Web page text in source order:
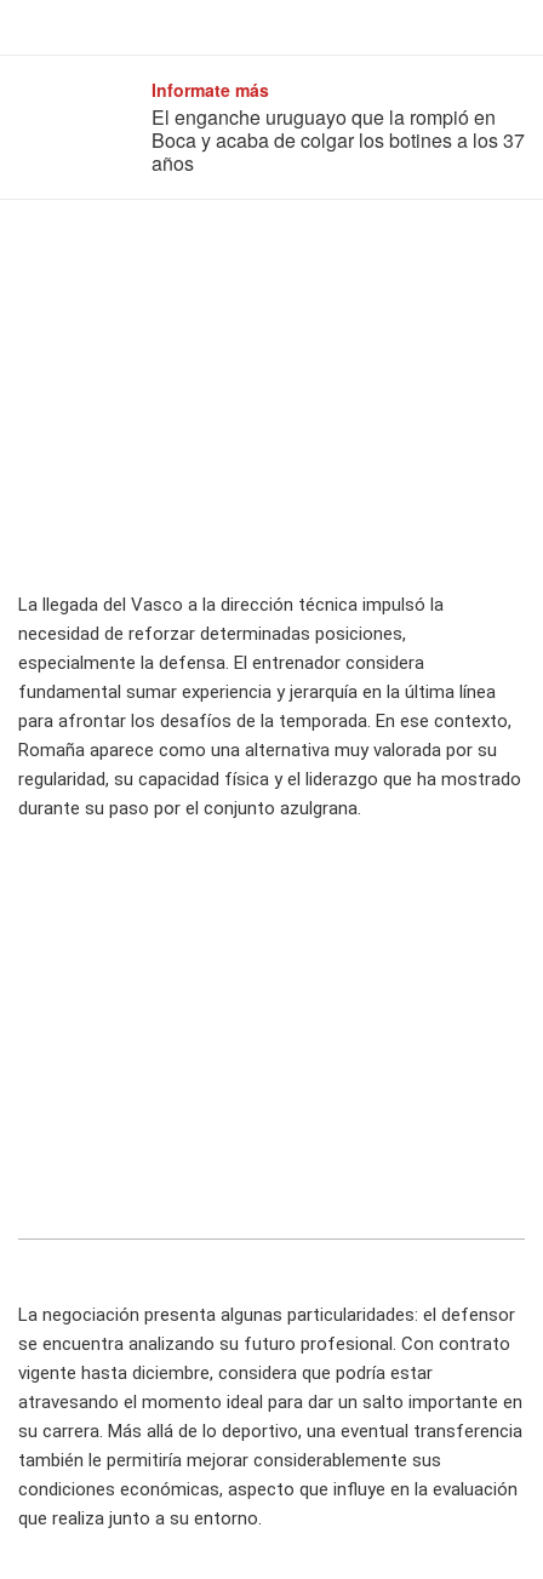
Informate más
El enganche uruguayo que la rompió en
Boca y acaba de colgar los botines a los 37
años
La llegada del Vasco a la dirección técnica impulsó la
necesidad de reforzar determinadas posiciones,
especialmente la defensa. El entrenador considera
fundamental sumar experiencia y jerarquía en la última línea
para afrontar los desafíos de la temporada. En ese contexto,
Romaña aparece como una alternativa muy valorada por su
regularidad, su capacidad física y el liderazgo que ha mostrado
durante su paso por el conjunto azulgrana.
La negociación presenta algunas particularidades: el defensor
se encuentra analizando su futuro profesional. Con contrato
vigente hasta diciembre, considera que podría estar
atravesando el momento ideal para dar un salto importante en
su carrera. Más allá de lo deportivo, una eventual transferencia
también le permitiría mejorar considerablemente sus
condiciones económicas, aspecto que influye en la evaluación
que realiza junto a su entorno.